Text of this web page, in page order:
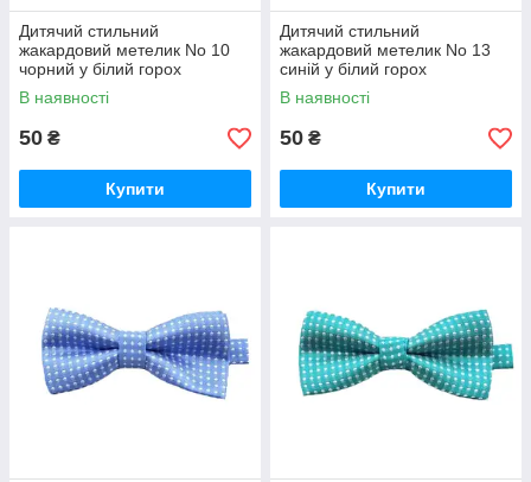
Дитячий стильний
жакардовий метелик No 10
чорний у білий горох
В наявності
50 ₴
Купити
Дитячий стильний
жакардовий метелик No 13
синій у білий горох
В наявності
50 ₴
Купити